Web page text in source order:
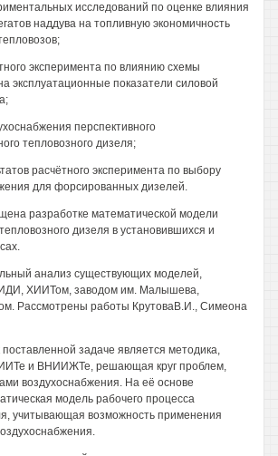
исследований по оценке влияния
наддува на топливную экономичность
эксперимента по влиянию схемы
эксплуатационные показатели силовой
перспективного
тепловозного дизеля;
расчётного эксперимента по выбору
для форсированных дизелей.
разработке математической модели
дизеля в установившихся и
анализ существующих моделей,
ХИИТом, заводом им. Малышева,
Рассмотрены работы КрутоваВ.И., Симеона
задаче является методика,
и ВНИИЖТе, решающая круг проблем,
воздухоснабжения. На её основе
модель рабочего процесса
учитывающая возможность применения